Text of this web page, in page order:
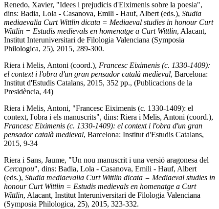
Renedo, Xavier, "Idees i prejudicis d'Eiximenis sobre la poesia",
dins: Badia, Lola - Casanova, Emili - Hauf, Albert (eds.), Studia
mediaevalia Curt Wittlin dicata = Mediaeval studies in honour Curt
Wittlin = Estudis medievals en homenatge a Curt Wittlin, Alacant,
Institut Interuniversitari de Filologia Valenciana (Symposia
Philologica, 25), 2015, 289-300.
Riera i Melis, Antoni (coord.), Francesc Eiximenis (c. 1330-1409):
el context i l'obra d'un gran pensador català medieval, Barcelona:
Institut d'Estudis Catalans, 2015, 352 pp., (Publicacions de la
Presidència, 44)
Riera i Melis, Antoni, "Francesc Eiximenis (c. 1330-1409): el
context, l'obra i els manuscrits", dins: Riera i Melis, Antoni (coord.),
Francesc Eiximenis (c. 1330-1409): el context i l'obra d'un gran
pensador català medieval, Barcelona: Institut d'Estudis Catalans,
2015, 9-34
Riera i Sans, Jaume, "Un nou manuscrit i una versió aragonesa del
Cercapou", dins: Badia, Lola - Casanova, Emili - Hauf, Albert
(eds.), Studia mediaevalia Curt Wittlin dicata = Mediaeval studies in
honour Curt Wittlin = Estudis medievals en homenatge a Curt
Wittlin, Alacant, Institut Interuniversitari de Filologia Valenciana
(Symposia Philologica, 25), 2015, 323-332.